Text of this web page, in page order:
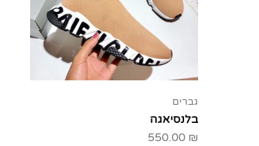
גברים
בלנסיאגה
550.00 ₪